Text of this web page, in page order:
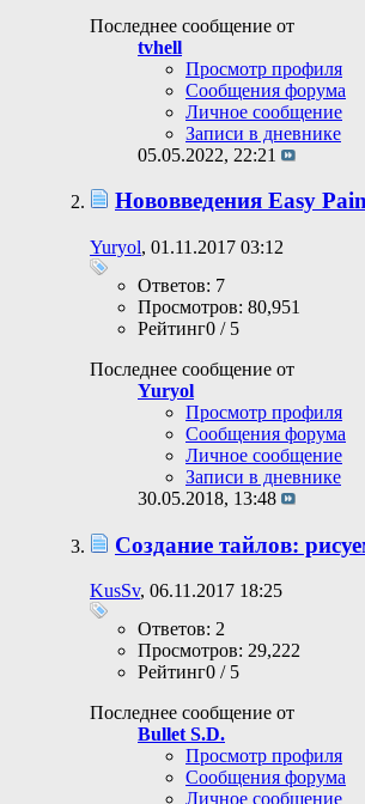
Последнее сообщение от
tvhell
Просмотр профиля
Сообщения форума
Личное сообщение
Записи в дневнике
05.05.2022, 22:21
Нововведения Easy
Yuryol, 01.11.2017 03:12
Ответов: 7
Просмотров: 80,951
Рейтинг0 / 5
Последнее сообщение от
Yuryol
Просмотр профиля
Сообщения форума
Личное сообщение
Записи в дневнике
30.05.2018, 13:48
Создание тайлов:
KusSv, 06.11.2017 18:25
Ответов: 2
Просмотров: 29,222
Рейтинг0 / 5
Последнее сообщение от
Bullet S.D.
Просмотр профиля
Сообщения форума
Личное сообщение